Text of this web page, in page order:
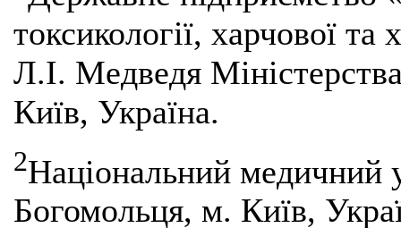
токсикології, харчової та
Л.І. Медведя
Київ, Україна.
2Національний медичний
Богомольця, м. Київ,